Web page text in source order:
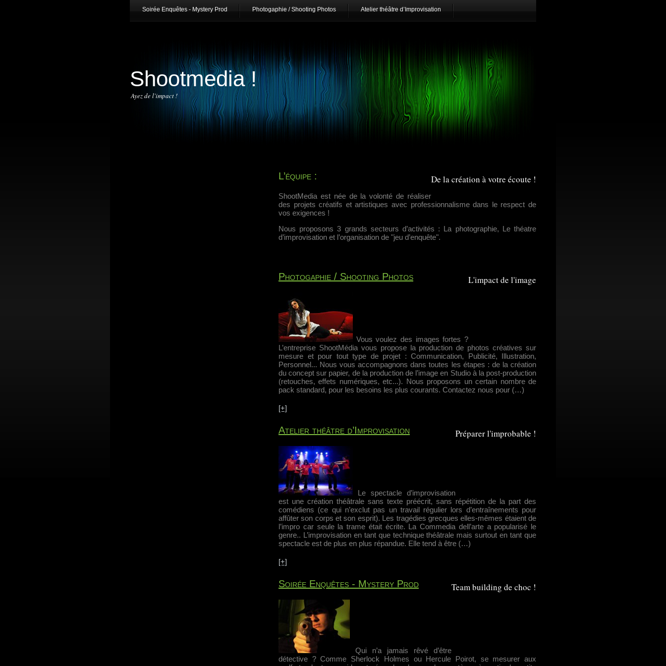
Soirée Enquêtes - Mystery Prod Photogaphie / Shooting Photos Atelier théâtre d’Improvisation
Shootmedia !
Ayez de l'impact !
L’équipe : De la création à votre écoute !
ShootMedia est née de la volonté de réaliser
des projets créatifs et artistiques avec professionnalisme dans le respect de
vos exigences !
Nous proposons 3 grands secteurs d’activités : La photographie, Le théatre
d’improvisation et l’organisation de "jeu d’enquête".
Photogaphie / Shooting Photos L'impact de l'image
Vous voulez des images fortes ?
L’entreprise ShootMédia vous propose la production de photos créatives sur
mesure et pour tout type de projet : Communication, Publicité, Illustration,
Personnel... Nous vous accompagnons dans toutes les étapes : de la création
du concept sur papier, de la production de l’image en Studio à la post-production
(retouches, effets numériques, etc...). Nous proposons un certain nombre de
pack standard, pour les besoins les plus courants. Contactez nous pour (…)
[+]
Atelier théâtre d’Improvisation Préparer l'improbable !
Le spectacle d’improvisation
est une création théâtrale sans texte préécrit, sans répétition de la part des
comédiens (ce qui n’exclut pas un travail régulier lors d’entraînements pour
affûter son corps et son esprit). Les tragédies grecques elles-mêmes étaient de
l’impro car seule la trame était écrite. La Commedia dell’arte a popularisé le
genre.. L’improvisation en tant que technique théâtrale mais surtout en tant que
spectacle est de plus en plus répandue. Elle tend à être (…)
[+]
Soirée Enquêtes - Mystery Prod Team building de choc !
Qui n’a jamais rêvé d’être
détective ? Comme Sherlock Holmes ou Hercule Poirot, se mesurer aux